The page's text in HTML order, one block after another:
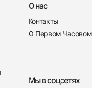
О нас
Контакты
О Первом Часовом
Мы в соцсетях